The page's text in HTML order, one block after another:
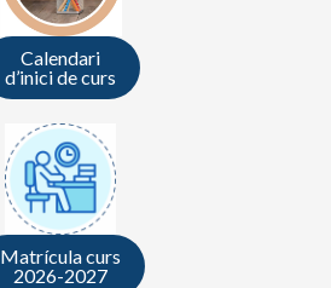
Calendari
d’inici de curs
Matrícula curs
2026-2027